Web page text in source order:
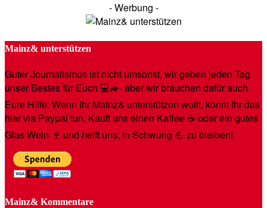
- Werbung -
Mainz& unterstützen
Guter Journalismus ist nicht umsonst, wir geben jeden Tag
unser Bestes für Euch 💻🚙- aber wir brauchen dafür auch
Eure Hilfe: Wenn Ihr Mainz& unterstützen wollt, könnt Ihr das
hier via Paypal tun. Kauft uns einen Kaffee ☕️ oder ein gutes
Glas Wein 🍷 und helft uns, in Schwung 💪 zu bleiben!
Mainz& Kommentare